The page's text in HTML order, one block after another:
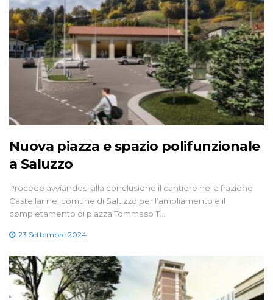
Nuova piazza e spazio polifunzionale
a Saluzzo
Procede avviandosi alla conclusione il cantiere nella frazione
Castellar nel comune di Saluzzo per l’ampliamento e il
completamento di piazza Tommaso T…
23 Settembre 2024